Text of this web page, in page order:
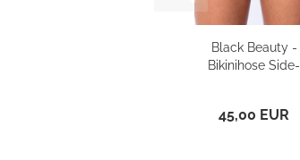
Black Beauty -
Bikinihose Side-
45,00 EUR